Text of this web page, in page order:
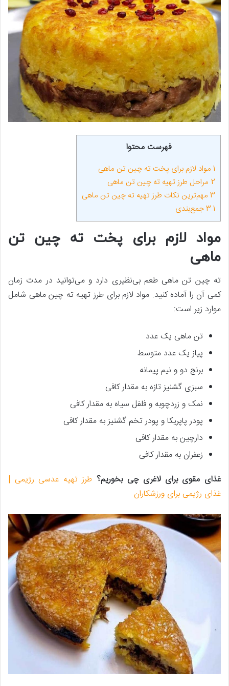
فهرست محتوا
1 مواد لازم برای پخت ته چین تن ماهی
2 مراحل طرز تهیه ته چین تن ماهی
3 مهم‌ترین نکات طرز تهیه ته چین تن ماهی
3.1جمع‌بندی
مواد لازم برای پخت ته چین تن
ماهی
ته چین تن ماهی طعم بی‌نظیری دارد و می‌توانید در مدت زمان
کمی آن را آماده کنید. مواد لازم برای طرز تهیه ته چین ماهی شامل
موارد زیر است:
تن ماهی یک عدد
پیاز یک عدد متوسط
برنج دو و نیم پیمانه
سبزی گشنیز تازه به مقدار کافی
نمک و زردچوبه و فلفل سیاه به مقدار کافی
پودر پاپریکا و پودر تخم گشنیز به مقدار کافی
دارچین به مقدار کافی
زعفران به مقدار کافی
غذای مقوی برای لاغری چی بخوریم؟ طرز تهیه عدسی رژیمی |
غذای رژیمی برای ورزشکاران